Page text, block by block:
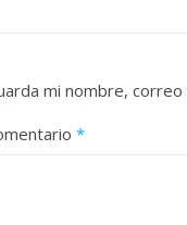
mi nombre,
*